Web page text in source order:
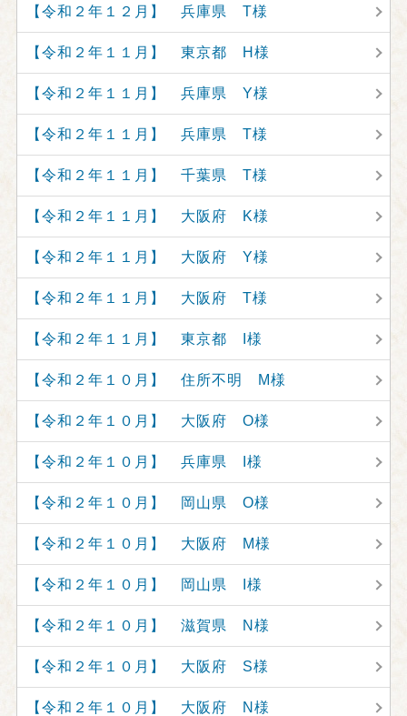
【令和２年１２月】 兵庫県 T様
【令和２年１１月】 東京都 H様
【令和２年１１月】 兵庫県 Y様
【令和２年１１月】 兵庫県 T様
【令和２年１１月】 千葉県 T様
【令和２年１１月】 大阪府 K様
【令和２年１１月】 大阪府 Y様
【令和２年１１月】 大阪府 T様
【令和２年１１月】 東京都 I様
【令和２年１０月】 住所不明 M様
【令和２年１０月】 大阪府 O様
【令和２年１０月】 兵庫県 I様
【令和２年１０月】 岡山県 O様
【令和２年１０月】 大阪府 M様
【令和２年１０月】 岡山県 I様
【令和２年１０月】 滋賀県 N様
【令和２年１０月】 大阪府 S様
【令和２年１０月】 大阪府 N様